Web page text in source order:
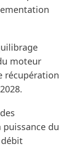
moteur
récupération
du